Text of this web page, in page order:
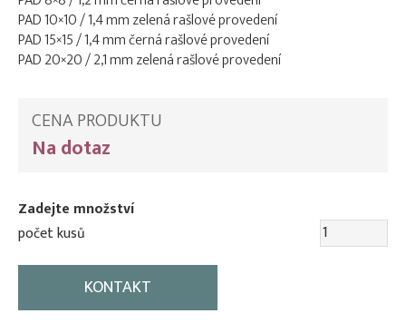
PAD 10×10 / 1,4 mm zelená rašlové provedení
PAD 15×15 / 1,4 mm černá rašlové provedení
PAD 20×20 / 2,1 mm zelená rašlové provedení
CENA PRODUKTU
Na dotaz
Zadejte množství
počet kusů
KONTAKT